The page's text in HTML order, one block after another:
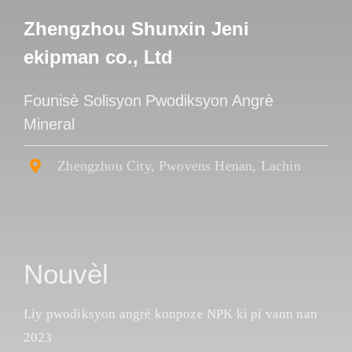
Zhengzhou Shunxin Jeni
ekipman co., Ltd
Founisè Solisyon Pwodiksyon Angrè
Mineral
Zhengzhou City, Pwovens Henan, Lachin
Nouvèl
Liy pwodiksyon angrè konpoze NPK ki pi vann nan
2023